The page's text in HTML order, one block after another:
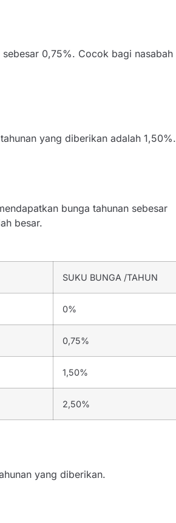
0,75%. Cocok bagi nasabah
yang diberikan adalah 1,50%.
bunga tahunan sebesar
besar.
SUKU BUNGA /TAHUN
0%
0,75%
1,50%
2,50%
yang diberikan.